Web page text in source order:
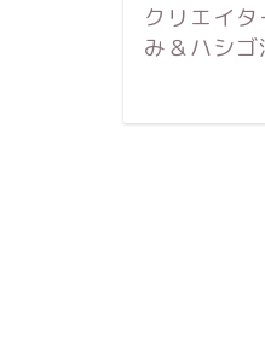
クリエイ
み＆ハシ